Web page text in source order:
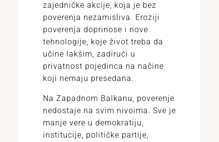
zajedničke akcije, koja je bez
poverenja nezamisliva. Eroziji
poverenja doprinose i nove
tehnologije, koje život treba da
učine lakšim, zadirući u
privatnost pojedinca na načine
koji nemaju presedana.
Na Zapadnom Balkanu, poverenje
nedostaje na svim nivoima. Sve je
manje vere u demokratiju,
institucije, političke partije,